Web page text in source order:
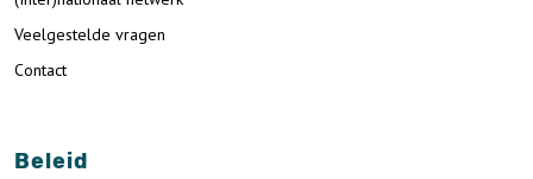
Veelgestelde vragen
Contact
Beleid